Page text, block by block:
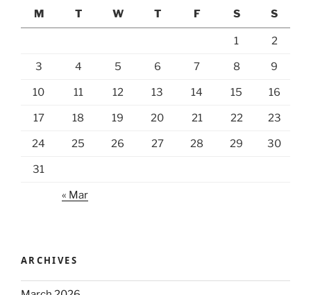
M
T W T F S S
1 2
3 4 5 6 7 8 9
10 11 12 13 14 15 16
17 18 19 20 21 22 23
24 25 26 27 28 29 30
31
« Mar
ARCHIVES